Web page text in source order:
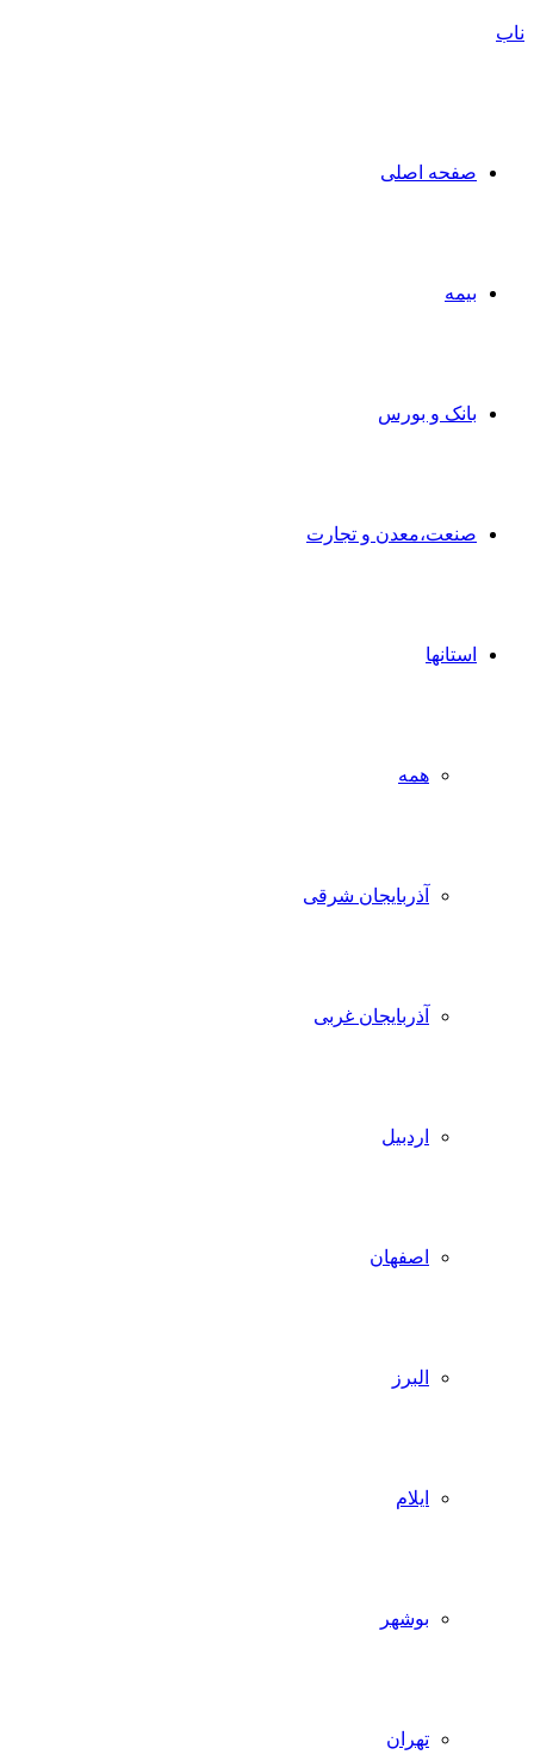
صفحه اصلی
بیمه
بانک و بورس
صنعت،معدن و تجارت
استانها
همه
آذربایجان شرقی
آذربایجان غربی
اردبیل
اصفهان
البرز
ایلام
بوشهر
تهران